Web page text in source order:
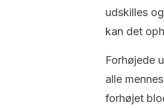
udskilles
kan det
Forhøjede
alle
forhøjet